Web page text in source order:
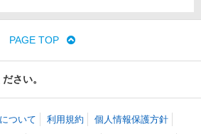
PAGE TOP
さい。
ついて 利用規約
個人情報保護方針